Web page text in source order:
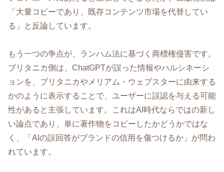
「大量コピーであり、既存コンテンツ市場を代替してい
る」と反論しています。
もう一つの争点が、ランハム法に基づく商標権侵害です。
ブリタニカ側は、ChatGPTが誤った情報やハルシネーシ
ョンを、ブリタニカやメリアム・ウェブスターに由来する
かのように表示することで、ユーザーに誤認を与える可能
性があると主張しています。これはAI時代ならではの新し
い論点であり、単に著作物をコピーしたかどうかではな
く、「AIの誤回答がブランドの信用を傷つけるか」が問わ
れています。